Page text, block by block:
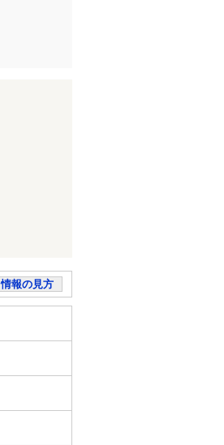
情報の見方